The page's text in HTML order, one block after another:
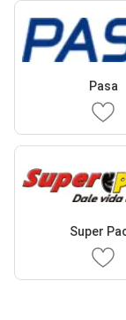
Pasa
Super